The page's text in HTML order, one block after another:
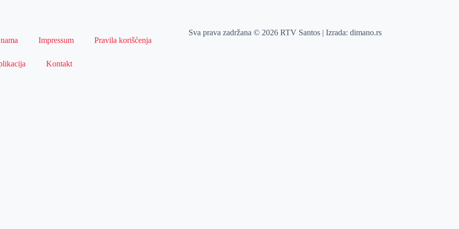
Impressum Pravila korišćenja
Kontakt
Sva prava zadržana © 2026 RTV Santos | Izrada:dimano.rs